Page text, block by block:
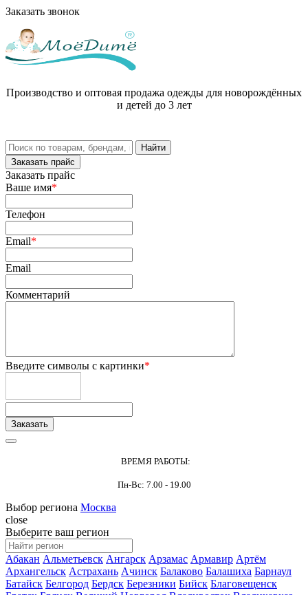
Заказать звонок
Производство и оптовая продажа одежды для новорождённых
и детей до 3 лет
Заказать прайс
Заказать прайс
Ваше имя*
Телефон
Email*
Email
Комментарий
Введите символы с картинки*
ВРЕМЯ РАБОТЫ:
Пн-Вс: 7.00 - 19.00
Выбор региона Москва
close
Выберите ваш регион
Абакан Альметьевск Ангарск Арзамас Армавир Артём
Архангельск Астрахань Ачинск Балаково Балашиха Барнаул
Батайск Белгород Бердск Березники Бийск Благовещенск